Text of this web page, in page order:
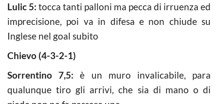
Lulic 5: tocca tanti palloni ma pecca di irruenza ed
imprecisione, poi va in difesa e non chiude su
Inglese nel goal subito
Chievo (4-3-2-1)
Sorrentino 7,5: è un muro invalicabile, para
qualunque tiro gli arrivi, che sia di mano o di